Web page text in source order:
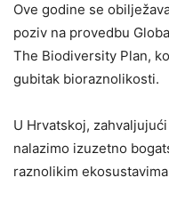
Ove godine se
poziv na provedbu
The Biodiversity Plan,
gubitak bioraznolikosti.
U Hrvatskoj,
nalazimo izuzetno
raznolikim